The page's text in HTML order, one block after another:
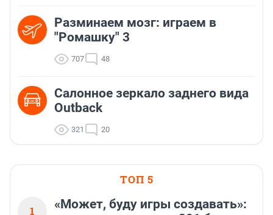
Разминаем мозг: играем в
"Ромашку" 3
707 48
Салонное зеркало заднего вида
Outback
321 20
ТОП 5
1
«Может, буду игры создавать»: